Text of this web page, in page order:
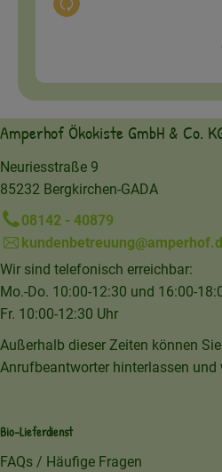
Auswahl ändern
Amperhof Ökokiste GmbH & Co.
Neuriesstraße 9
85232 Bergkirchen-GADA
08142 - 40879
Wir sind telefonisch erreichbar:
Mo.-Do. 10:00-12:30 und 16:00-
Fr. 10:00-12:30 Uhr
Außerhalb dieser Zeiten können
Anrufbeantworter hinterlassen und
Bio-Lieferdienst
FAQs / Häufige Fragen